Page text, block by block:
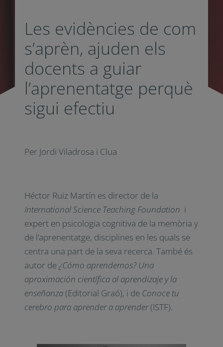
Les evidències de com
s’aprèn, ajuden els
docents a guiar
l’aprenentatge perquè
sigui efectiu
Per Jordi Viladrosa i Clua
Héctor Ruiz Martín es director de la
International Science Teaching Foundation i
expert en psicologia cognitiva de la memòria y
de l’aprenentatge, disciplines en les quals se
centra una part de la seva recerca.També és
autor de¿Cómo aprendemos?Una
aproximación científica al aprendizaje y la
enseñanza(Editorial Graó), i de Conoce tu
cerebro para aprender a aprender(ISTF).